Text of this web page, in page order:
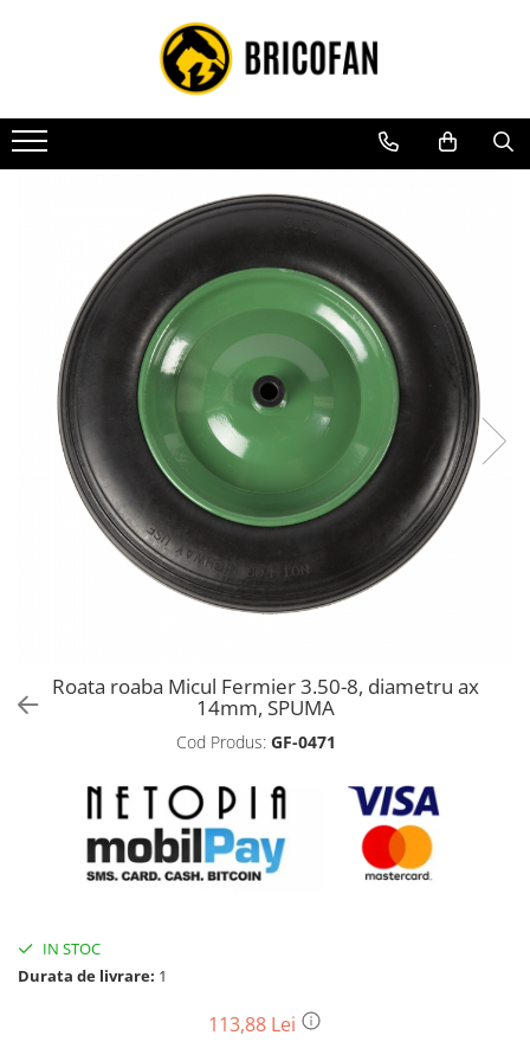
Toate Produsele
Vehicule electrice
Atv
Masini electrice
Motocross
Piese de schimb vehicule electrice
Scutere electrice
Scutere pe benzina
Tricicluri cargo fara permis
Tricicluri persoane
Trotinete electrice
Biciclete, trotinete, triciclete
Motoburghie si accesorii
Accesorii motoburghie
Drujbe, fierastraie electrice
Drujbe pe benzina
Drujbe cu acumulator
Drujbe electrice
Unelte electrice busteni
Roata roaba Micul Fermier 3.50-8, diametru ax
14mm, SPUMA
Cod Produs: GF-0471
IN STOC
Durata de livrare: 1
113,88 Lei